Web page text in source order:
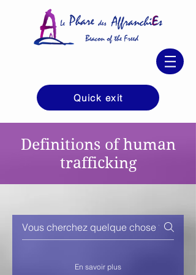
Quick exit
Definitions of human
trafficking
En savoir plus